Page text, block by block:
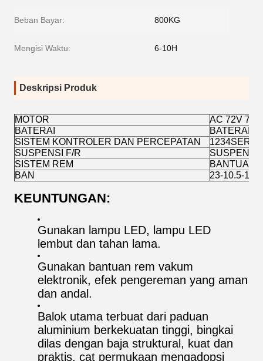
Beban Bayar: 800KG
Mengisi Waktu: 6-10H
Deskripsi Produk
MOTOR
AC 72V
BATERAI
BATERAI
SISTEM KONTROLER DAN PERCEPATAN
1234SER-
SUSPENSI F/R
SUSPENSI
SISTEM REM
BANTUAN
BAN
23-10.5-14
KEUNTUNGAN:
Gunakan lampu LED, lampu LED
lembut dan tahan lama.
Gunakan bantuan rem vakum
elektronik, efek pengereman yang aman
dan andal.
Balok utama terbuat dari paduan
aluminium berkekuatan tinggi, bingkai
dilas dengan baja struktural, kuat dan
praktis, cat permukaan mengadopsi